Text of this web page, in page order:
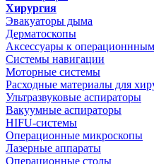
Хирургия
Эвакуаторы дыма
Дерматоскопы
Аксессуары к
Системы навигации
Моторные системы
Расходные материалы для
Ультразвуковые аспираторы
Вакуумные аспираторы
HIFU-системы
Операционные микроскопы
Лазерные аппараты
Операционные столы